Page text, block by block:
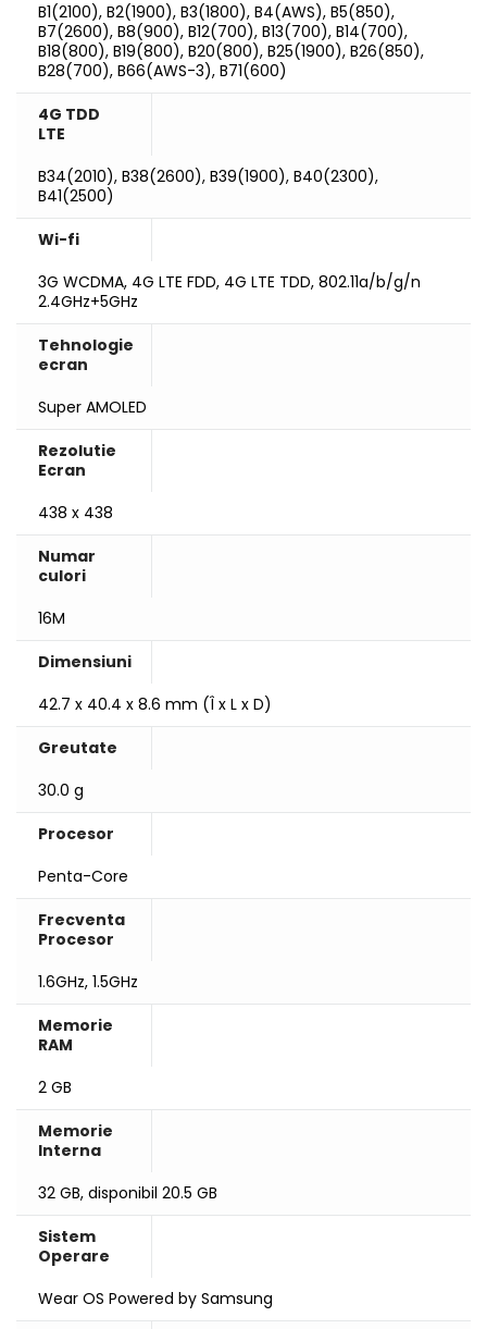
B1(2100), B2(1900), B3(1800), B4(AWS), B5(850),
B7(2600), B8(900), B12(700), B13(700), B14(700),
B18(800), B19(800), B20(800), B25(1900), B26(850),
B28(700), B66(AWS-3), B71(600)
4G TDD
LTE
B34(2010), B38(2600), B39(1900), B40(2300),
B41(2500)
Wi-fi
3G WCDMA, 4G LTE FDD, 4G LTE TDD, 802.11a/b/g/n
2.4GHz+5GHz
Tehnologie
ecran
Super AMOLED
Rezolutie
Ecran
438 x 438
Numar
culori
16M
Dimensiuni
42.7 x 40.4 x 8.6 mm (Î x L x D)
Greutate
30.0 g
Procesor
Penta-Core
Frecventa
Procesor
1.6GHz, 1.5GHz
Memorie
RAM
2 GB
Memorie
Interna
32 GB, disponibil 20.5 GB
Sistem
Operare
Wear OS Powered by Samsung